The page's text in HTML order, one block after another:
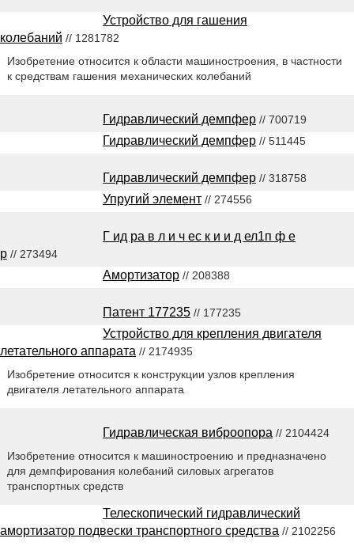
Устройство для гашения
колебаний // 1281782
Изобретение относится к области машиностроения, в частности
к средствам гашения механических колебаний
Гидравлический демпфер // 700719
Гидравлический демпфер // 511445
Гидравлический демпфер // 318758
Упругий элемент // 274556
Г ид ра в л и ч ес к и и д ел1п ф е
р // 273494
Амортизатор // 208388
Патент 177235 // 177235
Устройство для крепления двигателя
летательного аппарата // 2174935
Изобретение относится к конструкции узлов крепления
двигателя летательного аппарата
Гидравлическая виброопора // 2104424
Изобретение относится к машиностроению и предназначено
для демпфирования колебаний силовых агрегатов
транспортных средств
Телескопический гидравлический
амортизатор подвески транспортного средства // 2102256